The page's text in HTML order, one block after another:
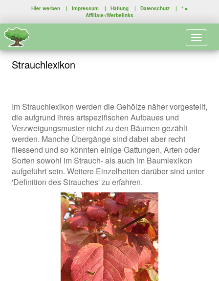
Hier werben | Impressum | Haftung | Datenschutz | * =
Affiliate-/Werbelinks
Strauchlexikon
Im Strauchlexikon werden die Gehölze näher vorgestellt,
die aufgrund ihres artspezifischen Aufbaues und
Verzweigungsmuster nicht zu den Bäumen gezählt
werden. Manche Übergänge sind dabei aber recht
fliessend und so könnten einige Gattungen, Arten oder
Sorten sowohl im Strauch- als auch im Baumlexikon
aufgeführt sein. Weitere Einzelheiten darüber sind unter
'Definition des Strauches' zu erfahren.